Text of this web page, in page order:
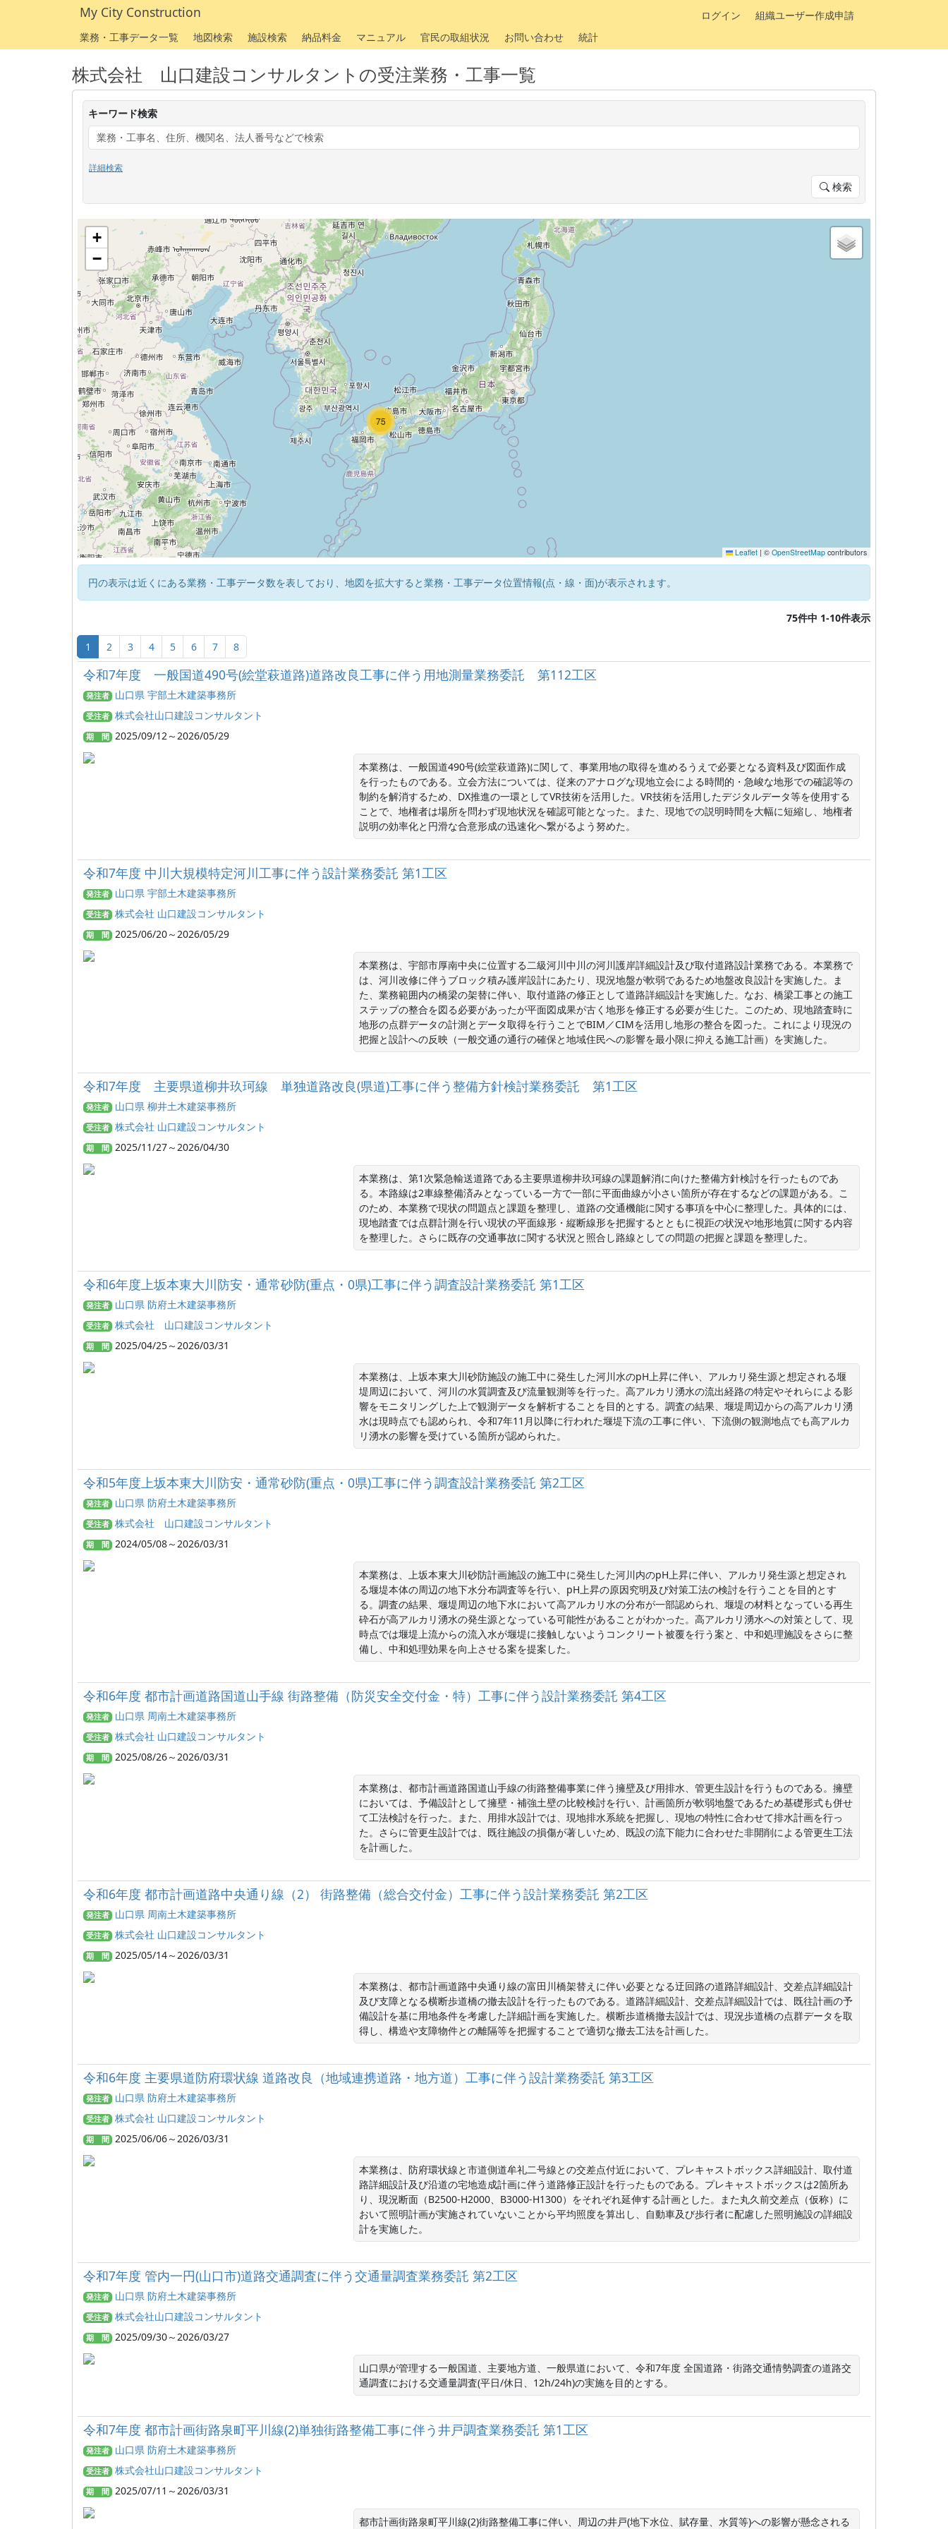
My City Construction ログイン
組織ユーザー作成申請
業務・工事データ一覧
地図検索 施設検索 納品料金 マニュアル 官民の取組状況 お問い合わせ 統計
株式会社 山口建設コンサルタントの受注業務・工事一覧
キーワード検索
詳細検索
検索
32
75
+
−
Leaflet | © OpenStreetMap contributors
円の表示は近くにある業務・工事データ数を表しており、地図を拡大すると業務・工事データ位置情報(点・線・面)が表示されます。
75件中 1-10件表示
1 2 3 4 5 6 7 8
令和7年度 一般国道490号(絵堂萩道路)道路改良工事に伴う用地測量業務委託 第112工区
発注者 山口県 宇部土木建築事務所
受注者 株式会社山口建設コンサルタント
期 間 2025/09/12～2026/05/29
本業務は、一般国道490号(絵堂萩道路)に関して、事業用地の取得を進めるうえで必要となる資料及び図面作成
を行ったものである。立会方法については、従来のアナログな現地立会による時間的・急峻な地形での確認等の
制約を解消するため、DX推進の一環としてVR技術を活用した。VR技術を活用したデジタルデータ等を使用する
ことで、地権者は場所を問わず現地状況を確認可能となった。また、現地での説明時間を大幅に短縮し、地権者
説明の効率化と円滑な合意形成の迅速化へ繋がるよう努めた。
令和7年度 中川大規模特定河川工事に伴う設計業務委託 第1工区
発注者 山口県 宇部土木建築事務所
受注者 株式会社 山口建設コンサルタント
期 間 2025/06/20～2026/05/29
本業務は、宇部市厚南中央に位置する二級河川中川の河川護岸詳細設計及び取付道路設計業務である。本業務で
は、河川改修に伴うブロック積み護岸設計にあたり、現況地盤が軟弱であるため地盤改良設計を実施した。ま
た、業務範囲内の橋梁の架替に伴い、取付道路の修正として道路詳細設計を実施した。なお、橋梁工事との施工
ステップの整合を図る必要があったが平面図成果が古く地形を修正する必要が生じた。このため、現地踏査時に
地形の点群データの計測とデータ取得を行うことでBIM／CIMを活用し地形の整合を図った。これにより現況の
把握と設計への反映（一般交通の通行の確保と地域住民への影響を最小限に抑える施工計画）を実施した。
令和7年度 主要県道柳井玖珂線 単独道路改良(県道)工事に伴う整備方針検討業務委託 第1工区
発注者 山口県 柳井土木建築事務所
受注者 株式会社 山口建設コンサルタント
期 間 2025/11/27～2026/04/30
本業務は、第1次緊急輸送道路である主要県道柳井玖珂線の課題解消に向けた整備方針検討を行ったものであ
る。本路線は2車線整備済みとなっている一方で一部に平面曲線が小さい箇所が存在するなどの課題がある。こ
のため、本業務で現状の問題点と課題を整理し、道路の交通機能に関する事項を中心に整理した。具体的には、
現地踏査では点群計測を行い現状の平面線形・縦断線形を把握するとともに視距の状況や地形地質に関する内容
を整理した。さらに既存の交通事故に関する状況と照合し路線としての問題の把握と課題を整理した。
令和6年度上坂本東大川防安・通常砂防(重点・0県)工事に伴う調査設計業務委託 第1工区
発注者 山口県 防府土木建築事務所
受注者 株式会社 山口建設コンサルタント
期 間 2025/04/25～2026/03/31
本業務は、上坂本東大川砂防施設の施工中に発生した河川水のpH上昇に伴い、アルカリ発生源と想定される堰
堤周辺において、河川の水質調査及び流量観測等を行った。高アルカリ湧水の流出経路の特定やそれらによる影
響をモニタリングした上で観測データを解析することを目的とする。調査の結果、堰堤周辺からの高アルカリ湧
水は現時点でも認められ、令和7年11月以降に行われた堰堤下流の工事に伴い、下流側の観測地点でも高アルカ
リ湧水の影響を受けている箇所が認められた。
令和5年度上坂本東大川防安・通常砂防(重点・0県)工事に伴う調査設計業務委託 第2工区
発注者 山口県 防府土木建築事務所
受注者 株式会社 山口建設コンサルタント
期 間 2024/05/08～2026/03/31
本業務は、上坂本東大川砂防計画施設の施工中に発生した河川内のpH上昇に伴い、アルカリ発生源と想定され
る堰堤本体の周辺の地下水分布調査等を行い、pH上昇の原因究明及び対策工法の検討を行うことを目的とす
る。調査の結果、堰堤周辺の地下水において高アルカリ水の分布が一部認められ、堰堤の材料となっている再生
砕石が高アルカリ湧水の発生源となっている可能性があることがわかった。高アルカリ湧水への対策として、現
時点では堰堤上流からの流入水が堰堤に接触しないようコンクリート被覆を行う案と、中和処理施設をさらに整
備し、中和処理効果を向上させる案を提案した。
令和6年度 都市計画道路国道山手線 街路整備（防災安全交付金・特）工事に伴う設計業務委託 第4工区
発注者 山口県 周南土木建築事務所
受注者 株式会社 山口建設コンサルタント
期 間 2025/08/26～2026/03/31
本業務は、都市計画道路国道山手線の街路整備事業に伴う擁壁及び用排水、管更生設計を行うものである。擁壁
においては、予備設計として擁壁・補強土壁の比較検討を行い、計画箇所が軟弱地盤であるため基礎形式も併せ
て工法検討を行った。また、用排水設計では、現地排水系統を把握し、現地の特性に合わせて排水計画を行っ
た。さらに管更生設計では、既往施設の損傷が著しいため、既設の流下能力に合わせた非開削による管更生工法
を計画した。
令和6年度 都市計画道路中央通り線（2） 街路整備（総合交付金）工事に伴う設計業務委託 第2工区
発注者 山口県 周南土木建築事務所
受注者 株式会社 山口建設コンサルタント
期 間 2025/05/14～2026/03/31
本業務は、都市計画道路中央通り線の富田川橋架替えに伴い必要となる迂回路の道路詳細設計、交差点詳細設計
及び支障となる横断歩道橋の撤去設計を行ったものである。道路詳細設計、交差点詳細設計では、既往計画の予
備設計を基に用地条件を考慮した詳細計画を実施した。横断歩道橋撤去設計では、現況歩道橋の点群データを取
得し、構造や支障物件との離隔等を把握することで適切な撤去工法を計画した。
令和6年度 主要県道防府環状線 道路改良（地域連携道路・地方道）工事に伴う設計業務委託 第3工区
発注者 山口県 防府土木建築事務所
受注者 株式会社 山口建設コンサルタント
期 間 2025/06/06～2026/03/31
本業務は、防府環状線と市道側道牟礼二号線との交差点付近において、プレキャストボックス詳細設計、取付道
路詳細設計及び沿道の宅地造成計画に伴う道路修正設計を行ったものである。プレキャストボックスは2箇所あ
り、現況断面（B2500-H2000、B3000-H1300）をそれぞれ延伸する計画とした。また丸久前交差点（仮称）に
おいて照明計画が実施されていないことから平均照度を算出し、自動車及び歩行者に配慮した照明施設の詳細設
計を実施した。
令和7年度 管内一円(山口市)道路交通調査に伴う交通量調査業務委託 第2工区
発注者 山口県 防府土木建築事務所
受注者 株式会社山口建設コンサルタント
期 間 2025/09/30～2026/03/27
山口県が管理する一般国道、主要地方道、一般県道において、令和7年度 全国道路・街路交通情勢調査の道路交
通調査における交通量調査(平日/休日、12h/24h)の実施を目的とする。
令和7年度 都市計画街路泉町平川線(2)単独街路整備工事に伴う井戸調査業務委託 第1工区
発注者 山口県 防府土木建築事務所
受注者 株式会社山口建設コンサルタント
期 間 2025/07/11～2026/03/31
都市計画街路泉町平川線(2)街路整備工事に伴い、周辺の井戸(地下水位、賦存量、水質等)への影響が懸念される